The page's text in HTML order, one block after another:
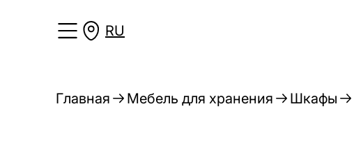
RU
Главная Мебель для хранения Шкафы